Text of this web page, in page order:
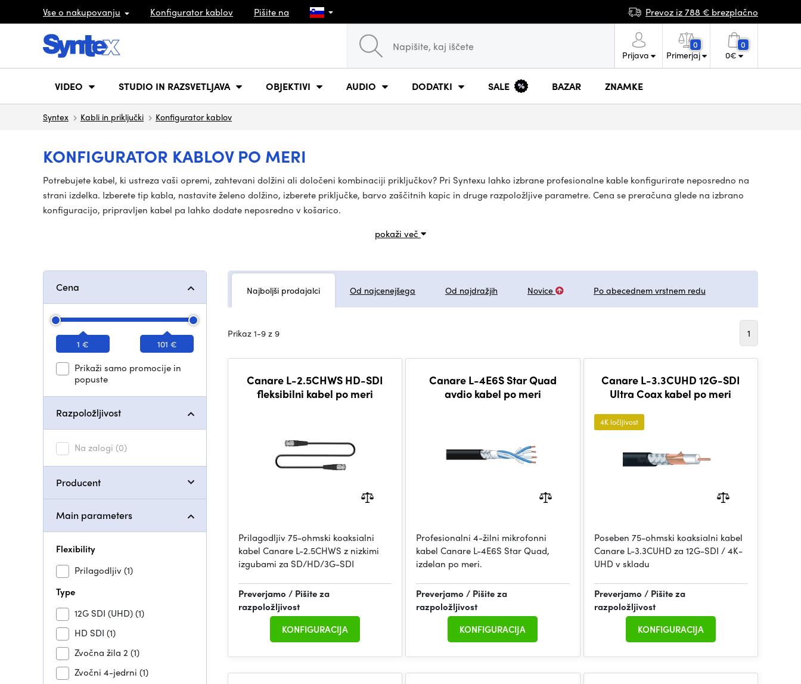
Vse o nakupovanju Konfigurator kablov Pišite na Prevoz iz 788 € brezplačno
Prijava
0
Primerjaj
0
0€
VIDEO STUDIO IN RAZSVETLJAVA OBJEKTIVI AUDIO DODATKI SALE BAZAR ZNAMKE
Syntex Kabli in priključki Konfigurator kablov
KONFIGURATOR KABLOV PO MERI
Potrebujete kabel, ki ustreza vaši opremi, zahtevani dolžini ali določeni kombinaciji priključkov? Pri Syntexu lahko izbrane profesionalne kable konfigurirate neposredno na
strani izdelka. Izberete tip kabla, nastavite želeno dolžino, izberete priključke, barvo zaščitnih kapic in druge razpoložljive parametre. Cena se preračuna glede na izbrano
konfiguracijo, pripravljen kabel pa lahko dodate neposredno v košarico.
pokaži več
Cena
1 € 101 €
Prikaži samo promocije in
popuste
Razpoložljivost
Na zalogi (0)
Producent
Main parameters
Flexibility
Prilagodljiv(1)
Type
12G SDI (UHD)(1)
HD SDI (1)
Zvočna žila 2 (1)
Zvočni 4-jedrni (1)
Najboljši prodajalci Od najcenejšega Od najdražjih Novice Po abecednem vrstnem redu
Prikaz 1-9 z 9 1
Canare L-2.5CHWS HD-SDI
fleksibilni kabel po meri
Prilagodljiv 75-ohmski koaksialni
kabel Canare L-2.5CHWS z nizkimi
izgubami za SD/HD/3G-SDI
Preverjamo / Pišite za
razpoložljivost
KONFIGURACIJA
Canare L-4E6S Star Quad
avdio kabel po meri
Profesionalni 4-žilni mikrofonni
kabel Canare L-4E6S Star Quad,
izdelan po meri.
Preverjamo / Pišite za
razpoložljivost
KONFIGURACIJA
Canare L-3.3CUHD 12G-SDI
Ultra Coax kabel po meri
4K ločljivost
Poseben 75-ohmski koaksialni kabel
Canare L-3.3CUHD za 12G-SDI / 4K-
UHD v skladu
Preverjamo / Pišite za
razpoložljivost
KONFIGURACIJA